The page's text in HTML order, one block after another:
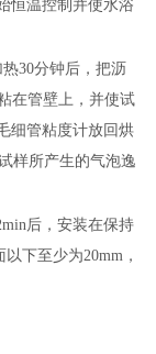
恒温控制并使水浴
热30分钟后，把沥
在管壁上，并使试
细管粘度计放回烘
样所产生的气泡逸
后，安装在保持
以下至少为20mm ，